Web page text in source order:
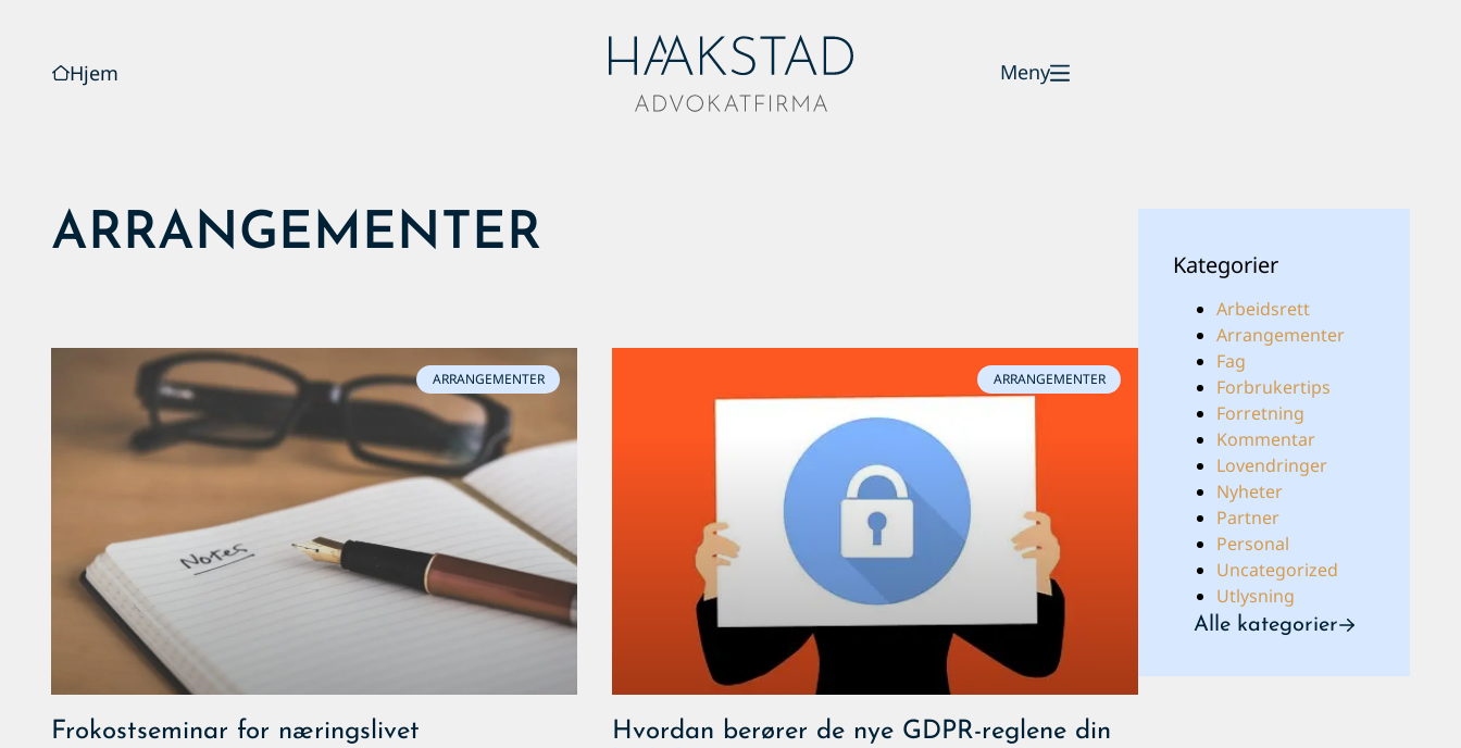
Hjem Meny
ARRANGEMENTER
ARRANGEMENTER
Frokostseminar for næringslivet
ARRANGEMENTER
Hvordan berører de nye GDPR-reglene din
Kategorier
Arbeidsrett
Arrangementer
Fag
Forbrukertips
Forretning
Kommentar
Lovendringer
Nyheter
Partner
Personal
Uncategorized
Utlysning
Alle kategorier